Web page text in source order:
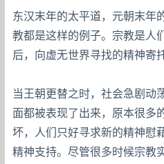
东汉末年的太平道，元朝末年
教都是这样的例子。宗教是人
后，向虚无世界寻找的精神寄托
当王朝更替之时，社会急剧动
面都被表现了出来，原本很多
坏，人们只好寻求新的精神慰
精神支持。尽管很多时候宗教